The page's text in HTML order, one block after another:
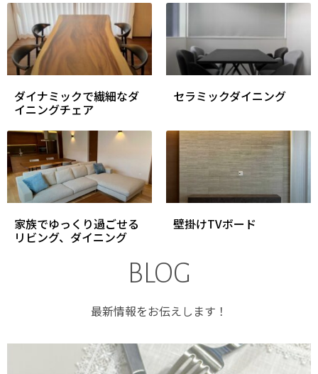
ダイナミックで繊細なダ
イニングチェア
セラミックダイニング
家族でゆっくり過ごせる
リビング、ダイニング
壁掛けTVボード
BLOG
最新情報をお伝えします！